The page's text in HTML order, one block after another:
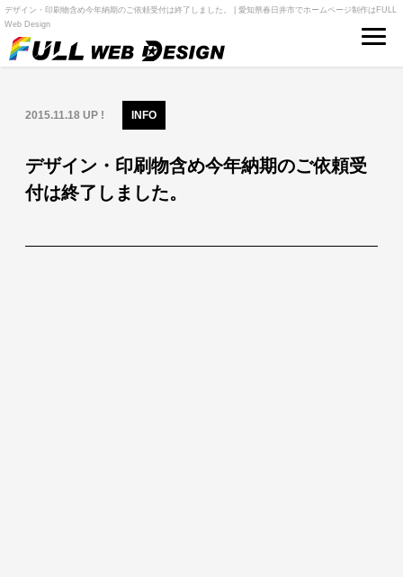
デザイン・印刷物含め今年納期のご依頼受付は終了しました。 | 愛知県春日井市でホームページ制作はFULL
Web Design
2015.11.18 UP ! INFO
デザイン・印刷物含め今年納期のご依頼受
付は終了しました。